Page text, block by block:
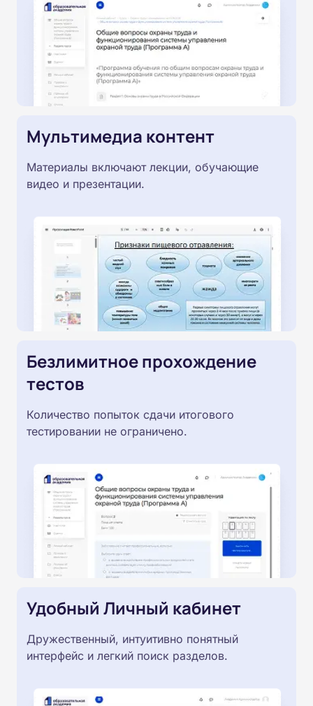
Мультимедиа контент
Материалы включают лекции, обучающие
видео и презентации.
Безлимитное прохождение
тестов
Количество попыток сдачи итогового
тестировании не ограничено.
Удобный Личный кабинет
Дружественный, интуитивно понятный
интерфейс и легкий поиск разделов.